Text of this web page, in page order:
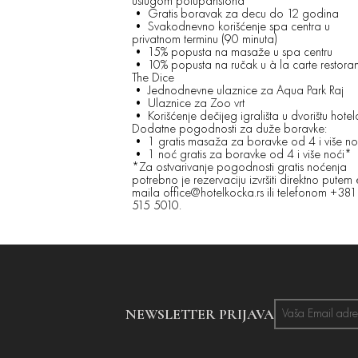
• Gratis boravak za decu do 12 godina
• Svakodnevno korišćenje spa centra u
privatnom terminu (90 minuta)
• 15% popusta na masaže u spa centru
• 10% popusta na ručak u à la carte
The Dice
• Jednodnevne ulaznice za Aqua Park Raj
• Ulaznice za Zoo vrt
• Korišćenje dečijeg igrališta u dvorištu
Dodatne pogodnosti za duže boravke:
• 1 gratis masaža za boravke od 4 i više
• 1 noć gratis za boravke od 4 i više noći*
*Za ostvarivanje pogodnosti gratis noćenja
potrebno je rezervaciju izvršiti direktno putem
maila office@hotelkocka.rs ili telefonom
515 5010.
NEWSLETTER PRIJAVA